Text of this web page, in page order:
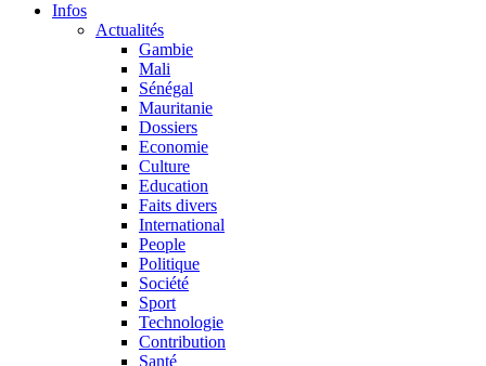
Infos
Actualités
Gambie
Mali
Sénégal
Mauritanie
Dossiers
Economie
Culture
Education
Faits divers
International
People
Politique
Société
Sport
Technologie
Contribution
Santé